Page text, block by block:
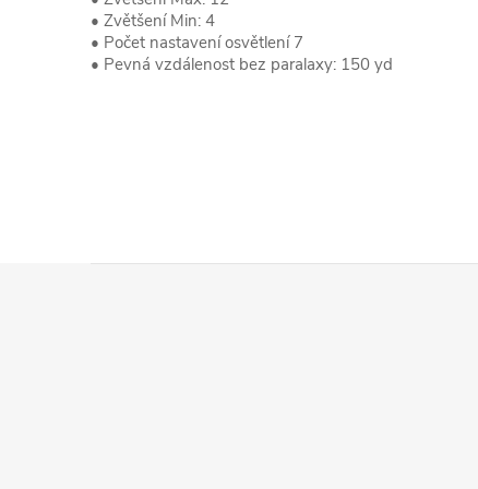
• Zvětšení Min: 4
• Počet nastavení osvětlení 7
• Pevná vzdálenost bez paralaxy: 150 yd